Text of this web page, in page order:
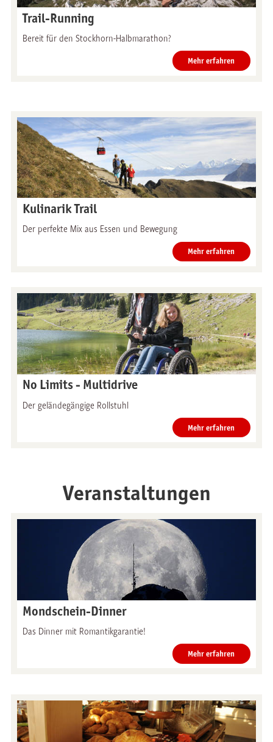
Panoramarestaurant
Stockhorn
Restaurant Chrindi
(Mittelstation)
Frühstück
Brunch am See
Wochentagen
Stockhorn-Brunch am
Wochenende
Mondschein-Dinner
Alpenglanz-Znacht
Trail-Running
Bereit für den Stockhorn-Halbmarathon?
Mehr erfahren
Kulinarik Trail
Der perfekte Mix aus Essen und Bewegung
Mehr erfahren
No Limits - Multidrive
Der geländegängige Rollstuhl
Mehr erfahren
Veranstaltungen
Mondschein-Dinner
Das Dinner mit Romantikgarantie!
Mehr erfahren